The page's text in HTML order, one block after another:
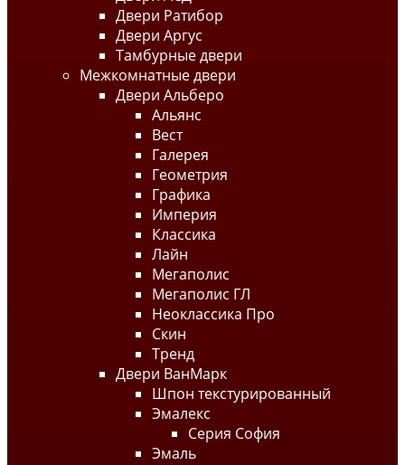
Двери Ратибор
Двери Аргус
Тамбурные двери
Межкомнатные двери
Двери Альберо
Альянс
Вест
Галерея
Геометрия
Графика
Империя
Классика
Лайн
Мегаполис
Мегаполис ГЛ
Неоклассика Про
Скин
Тренд
Двери ВанМарк
Шпон текстурированный
Эмалекс
Серия София
Эмаль